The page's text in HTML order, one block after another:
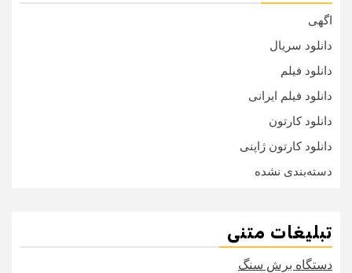
اگهی
دانلود سریال
دانلود فیلم
دانلود فیلم ایرانی
دانلود کارتون
دانلود کارتون ژاپنی
دسته‌بندی نشده
تبلیغات متنی
دستگاه برش سنگ